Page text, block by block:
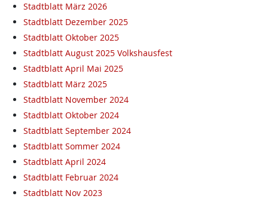
Stadtblatt März 2026
Stadtblatt Dezember 2025
Stadtblatt Oktober 2025
Stadtblatt August 2025 Volkshausfest
Stadtblatt April Mai 2025
Stadtblatt März 2025
Stadtblatt November 2024
Stadtblatt Oktober 2024
Stadtblatt September 2024
Stadtblatt Sommer 2024
Stadtblatt April 2024
Stadtblatt Februar 2024
Stadtblatt Nov 2023